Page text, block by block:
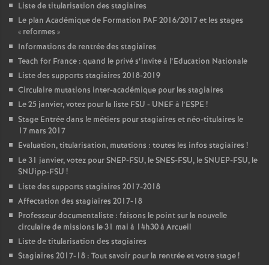
Liste de titularisation des stagiaires
Le plan Académique de Formation PAF2016/2017 et les stages
« reformes »
Informations de rentrée des stagiaires
Teach for France : quand le privé s’invite à l’Education Nationale
Liste des supports stagiaires 2018-2019
Circulaire mutations inter-académique pour les stagiaires
Le 25 janvier, votez pour la liste FSU - UNEFà l’ESPE !
Stage Entrée dans le métiers pour stagiaires et néo-titulaires le
17 mars 2017
Evaluation, titularisation, mutations : toutes les infos stagiaires !
Le 31 janvier, votez pourSNEP-FSU, leSNES-FSU, leSNUEP-FSU, le
SNUipp-FSU !
Liste des supports stagiaires 2017-2018
Affectation des stagiaires 2017-18
Professeur documentaliste : faisons le point sur la nouvelle
circulaire de missions le 31 mai à 14h30 à Arcueil
Liste de titularisation des stagiaires
Stagiaires 2017-18 : Tout savoir pour la rentrée et votre stage!